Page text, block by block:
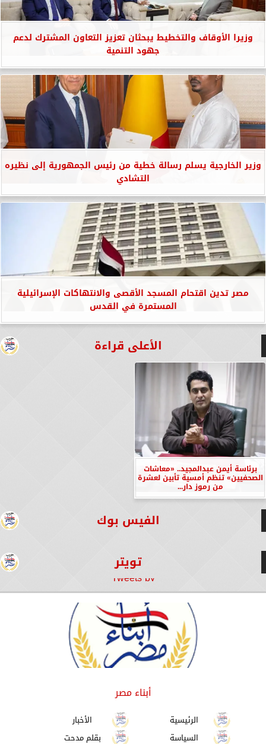
وزيرا الأوقاف والتخطيط يبحثان تعزيز التعاون المشترك لدعم
جهود التنمية
وزير الخارجية يسلم رسالة خطية من رئيس الجمهورية إلى نظيره
التشادي
مصر تدين اقتحام المسجد الأقصى والانتهاكات الإسرائيلية
المستمرة في القدس
الأعلى قراءة
برئاسة أيمن عبدالمجيد.. «معاشات
الصحفيين» تنظم أمسية تأبين لعشرة
من رموز دار...
الفيس بوك
تويتر
Tweets by
أبناء مصر
الرئيسية
الأخبار
السياسة
بقلم مدحت